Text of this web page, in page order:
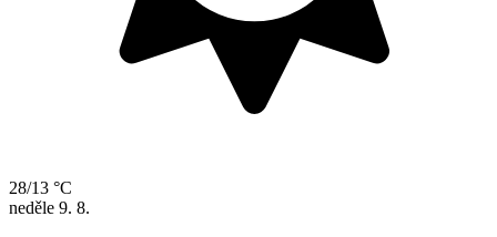
28/13 °C
neděle 9. 8.